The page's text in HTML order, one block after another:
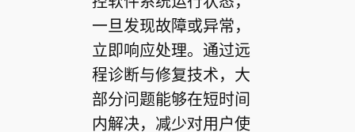
一旦发现故障或异常，
立即响应处理。通过远
程诊断与修复技术，大
部分问题能够在短时间
内解决，减少对用户使